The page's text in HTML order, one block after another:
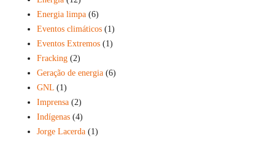
Energia limpa (6)
Eventos climáticos (1)
Eventos Extremos (1)
Fracking (2)
Geração de energia (6)
GNL (1)
Imprensa (2)
Indígenas (4)
Jorge Lacerda (1)